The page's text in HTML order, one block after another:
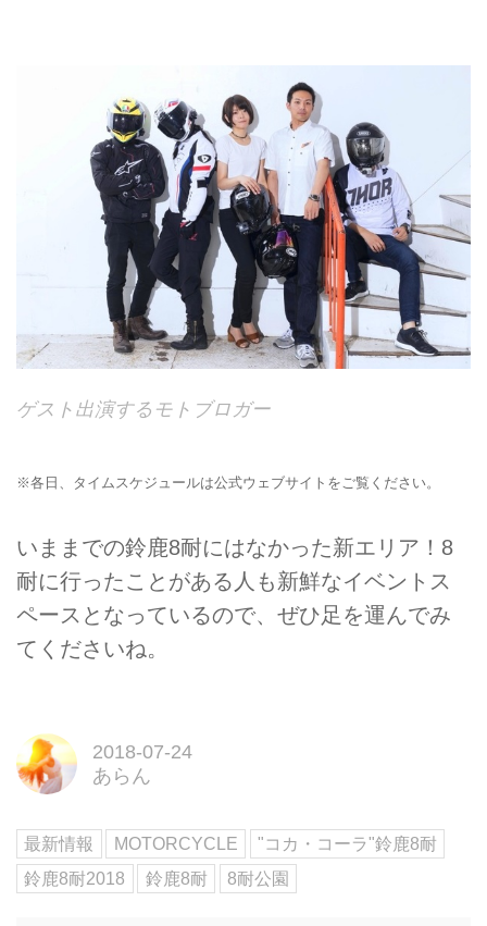
ゲスト出演するモトブロガー
※各日、タイムスケジュールは公式ウェブサイトをご覧ください。
いままでの鈴鹿8耐にはなかった新エリア！8
耐に行ったことがある人も新鮮なイベントス
ペースとなっているので、ぜひ足を運んでみ
てくださいね。
2018-07-24
あらん
最新情報 MOTORCYCLE
"コカ・コーラ"鈴鹿8耐
鈴鹿8耐2018
鈴鹿8耐 8耐公園